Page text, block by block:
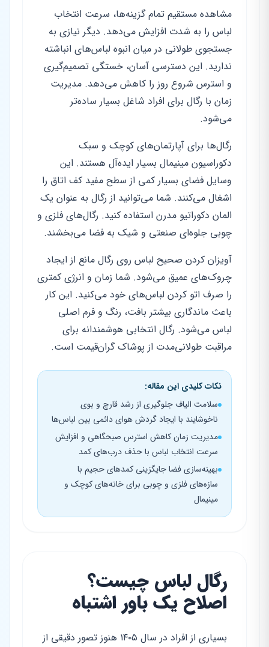
مشاهده مستقیم تمام گزینه‌ها، سرعت انتخاب
لباس را به شدت افزایش می‌دهد. دیگر نیازی به
جستجوی طولانی در میان انبوه لباس‌های انباشته
ندارید. این دسترسی آسان، خستگی تصمیم‌گیری
و استرس شروع روز را کاهش می‌دهد. مدیریت
زمان با رگال برای افراد شاغل بسیار ساده‌تر
می‌شود.
رگال‌ها برای آپارتمان‌های کوچک و سبک
دکوراسیون مینیمال بسیار ایده‌آل هستند. این
وسایل فضای بسیار کمی از سطح مفید کف اتاق را
اشغال می‌کنند. شما می‌توانید از رگال به عنوان یک
المان دکوراتیو مدرن استفاده کنید. رگال‌های فلزی و
چوبی جلوه‌ای صنعتی و شیک به فضا می‌بخشند.
آویزان کردن صحیح لباس روی رگال مانع از ایجاد
چروک‌های عمیق می‌شود. شما زمان و انرژی کمتری
را صرف اتو کردن لباس‌های خود می‌کنید. این کار
باعث ماندگاری بیشتر بافت، رنگ و فرم اصلی
لباس می‌شود. رگال انتخابی هوشمندانه برای
مراقبت طولانی‌مدت از پوشاک گران‌قیمت است.
نکات کلیدی این مقاله:
سلامت الیاف جلوگیری از رشد قارچ و بوی
ناخوشایند با ایجاد گردش هوای دائمی بین لباس‌ها
مدیریت زمان کاهش استرس صبحگاهی و افزایش
سرعت انتخاب لباس با حذف درب‌های کمد
بهینه‌سازی فضا جایگزینی کمدهای حجیم با
سازه‌های فلزی و چوبی برای خانه‌های کوچک و
مینیمال
رگال لباس چیست؟
اصلاح یک باور اشتباه
بسیاری از افراد در سال ۱۴۰۵ هنوز تصور دقیقی از